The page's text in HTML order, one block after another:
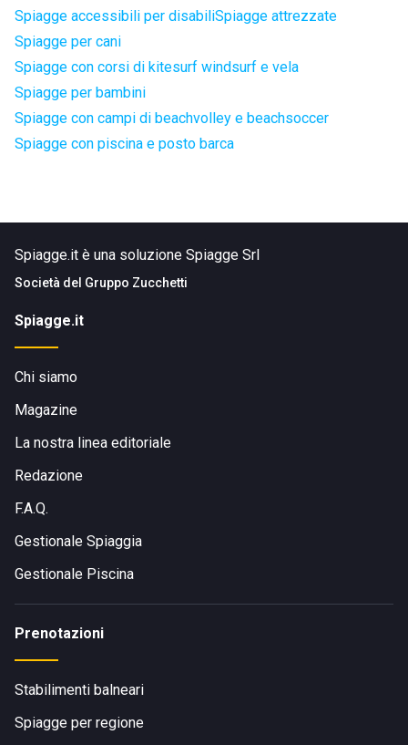
Spiagge accessibili per disabiliSpiagge attrezzate
Spiagge per cani
Spiagge con corsi di kitesurf windsurf e vela
Spiagge per bambini
Spiagge con campi di beachvolley e beachsoccer
Spiagge con piscina e posto barca
Spiagge.it è una soluzione Spiagge Srl
Società del Gruppo Zucchetti
Spiagge.it
Chi siamo
Magazine
La nostra linea editoriale
Redazione
F.A.Q.
Gestionale Spiaggia
Gestionale Piscina
Prenotazioni
Stabilimenti balneari
Spiagge per regione